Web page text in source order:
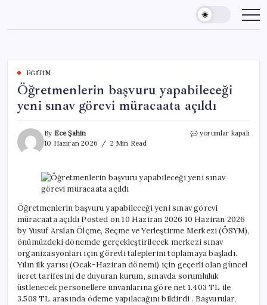
content
EĞITIM
Öğretmenlerin başvuru yapabileceği
yeni sınav görevi müracaata açıldı
By Ece Şahin
10 Haziran 2026
2 Min Read
Öğretmenlerin
sınav
görevi
açıldı
için
yorumlar kapalı
Öğretmenlerin başvuru yapabileceği yeni sınav görevi
müracaata açıldı Posted on 10 Haziran 2026 10 Haziran 2026
by Yusuf Arslan Ölçme, Seçme ve Yerleştirme Merkezi (ÖSYM),
önümüzdeki dönemde gerçekleştirilecek merkezi sınav
organizasyonları için görevli taleplerini toplamaya başladı.
Yılın ilk yarısı (Ocak-Haziran dönemi) için geçerli olan güncel
ücret tarifesini de duyuran kurum, sınavda sorumluluk
üstlenecek personellere unvanlarına göre net 1.403 TL ile
3.508 TL arasında ödeme yapılacağını bildirdi . Başvurular,